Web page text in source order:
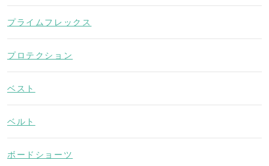
プライムフレックス
プロテクション
ベスト
ベルト
ボードショーツ